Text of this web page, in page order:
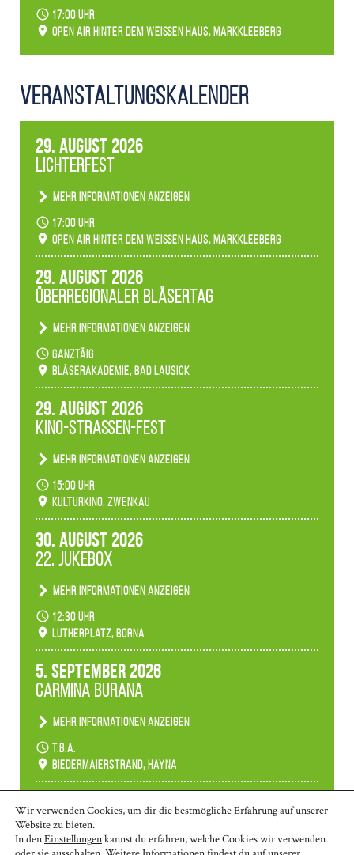
17:00 Uhr
Open Air hinter dem weißen Haus, Markkleeberg
Veranstaltungs­kalender
29. August 2026
Lichterfest
Mehr Informationen anzeigen
Becherlichter, Fackeln und Lichtinstallationen
verwandeln den agra-Park in einen farbigen
Märchenwald, der bei jedem Rundgang einen
Ambiente gibt es ein leuchtendes Konzert
unserer Fachbereiche.
17:00 Uhr
Open Air hinter dem weißen Haus, Markkleeberg
29. August 2026
Überregionaler Bläsertag
Mehr Informationen anzeigen
Teilnahme der Bläserklassen.
ganztäig
Bläserakademie, Bad Lausick
29. August 2026
Kino-Straßen-Fest
Mehr Informationen anzeigen
Konzert unserer Zwenkauer Schüler und
Schülerinnen zum Fest des Kulturkinos.
15:00 Uhr
Kulturkino, Zwenkau
30. August 2026
22. Jukebox
Mehr Informationen anzeigen
Anlässlicher der 775-Jahrfeier der Stadt Borna
spielen wir noch einmal unser aktuelles
Jukeboxprogramm zum Stadtfest.
12:30 Uhr
Lutherplatz, Borna
5. September 2026
Carmina Burana
Mehr Informationen anzeigen
Tanztheater der Quertänzer Borna.
t.b.a.
Biedermaierstrand, Hayna
Mehr Termine anzeigen
Wir verwenden Cookies, um dir die bestmögliche Erfahrung auf unserer
Website zu bieten.
In denEinstellungenkannst du erfahren, welche Cookies wir verwenden